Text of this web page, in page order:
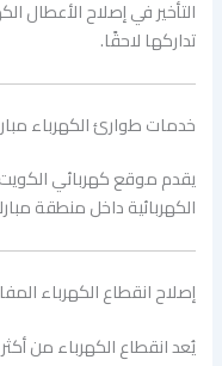
التأخير في إصلاح الأعطال
تداركها لاحقًا.
خدمات طوارئ الكهرباء
يقدم موقع كهربائي
الكهربائية داخل منطقة
إصلاح انقطاع الكهرباء
يُعد انقطاع الكهرباء من